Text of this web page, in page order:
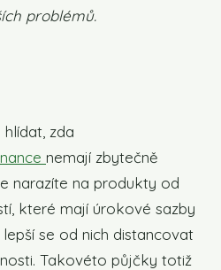
problémů.
zda
nemají zbytečně
narazíte na produkty od
které mají úrokové sazby
se od nich distancovat
Takovéto půjčky totiž